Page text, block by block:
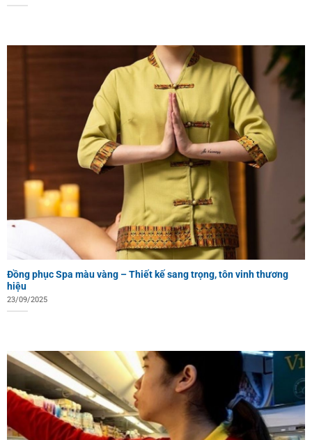
Đồng phục Spa màu vàng – Thiết kế sang trọng, tôn vinh thương
hiệu
23/09/2025